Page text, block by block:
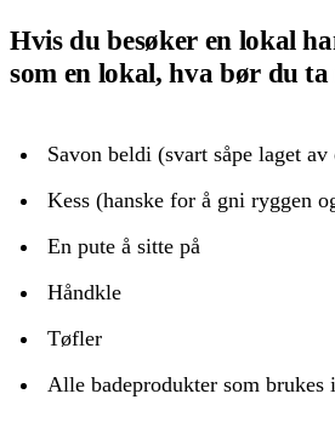
Hvis du besøker en lokal
som en lokal, hva bør du ta
Savon beldi (svart såpe laget
Kess (hanske for å gni ryggen
En pute å sitte på
Håndkle
Tøfler
Alle badeprodukter som brukes